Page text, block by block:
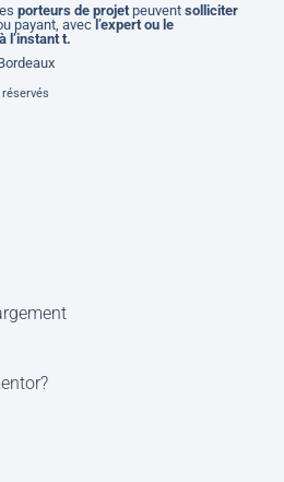
porteurs de projet peuventsolliciter
payant, avecl’expert ou le
à l’instant t.